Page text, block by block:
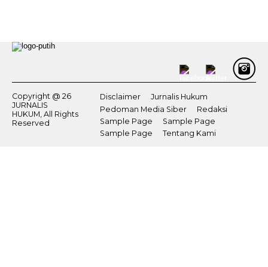
Copyright @ 26
JURNALIS
HUKUM, All Rights
Reserved
Disclaimer
Jurnalis Hukum
Pedoman Media Siber
Redaksi
Sample Page
Sample Page
Sample Page
Tentang Kami